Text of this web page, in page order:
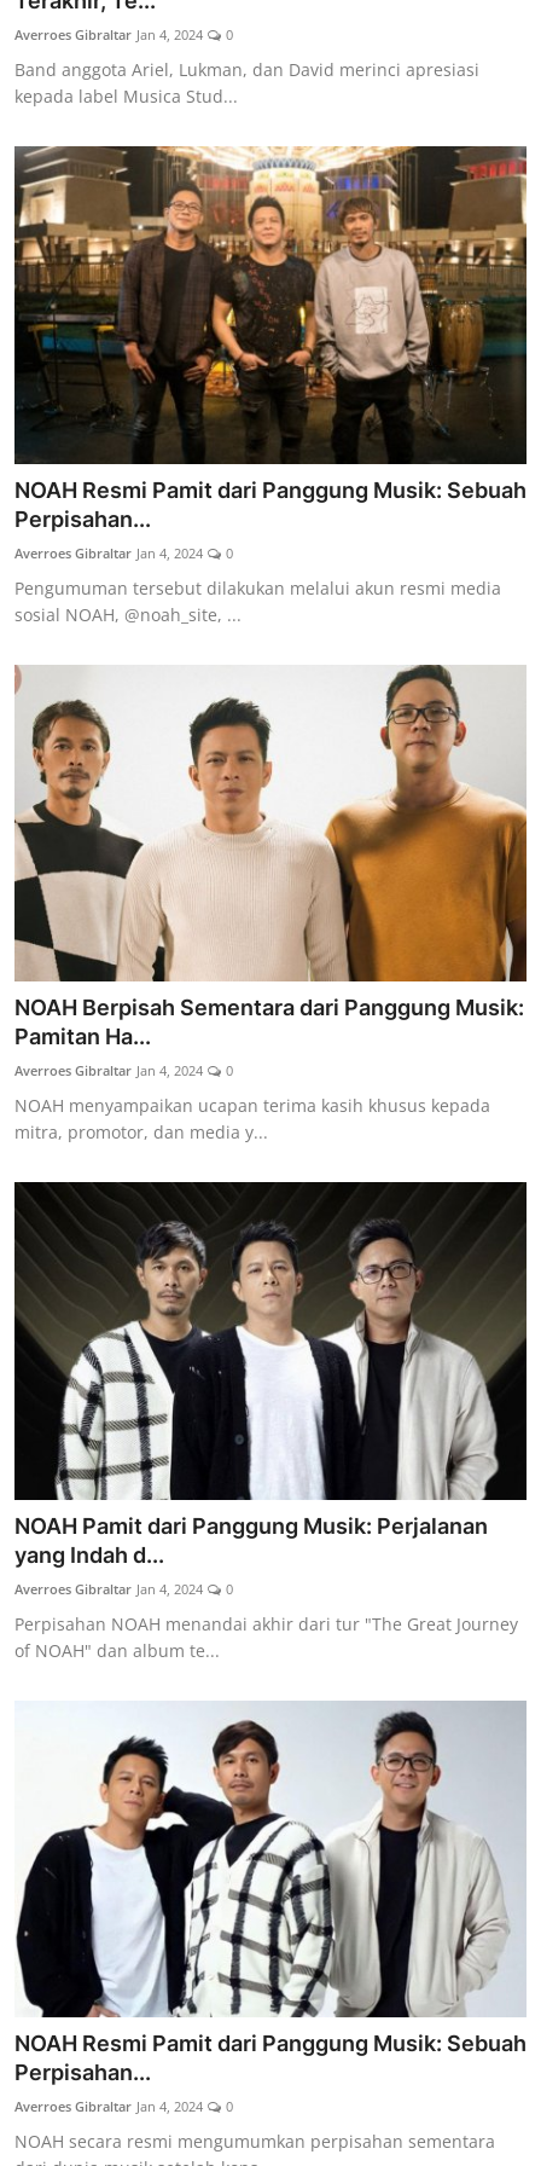
Lainya
Averroes Gibraltar Jan 4, 2024 0
Band anggota Ariel, Lukman, dan David merinci apresiasi
kepada label Musica Stud...
NOAH Resmi Pamit dari Panggung Musik: Sebuah
Perpisahan...
Averroes Gibraltar Jan 4, 2024 0
Pengumuman tersebut dilakukan melalui akun resmi media
sosial NOAH, @noah_site, ...
NOAH Berpisah Sementara dari Panggung Musik:
Pamitan Ha...
Averroes Gibraltar Jan 4, 2024 0
NOAH menyampaikan ucapan terima kasih khusus kepada
mitra, promotor, dan media y...
NOAH Pamit dari Panggung Musik: Perjalanan
yang Indah d...
Averroes Gibraltar Jan 4, 2024 0
Perpisahan NOAH menandai akhir dari tur "The Great Journey
of NOAH" dan album te...
NOAH Resmi Pamit dari Panggung Musik: Sebuah
Perpisahan...
Averroes Gibraltar Jan 4, 2024 0
NOAH secara resmi mengumumkan perpisahan sementara